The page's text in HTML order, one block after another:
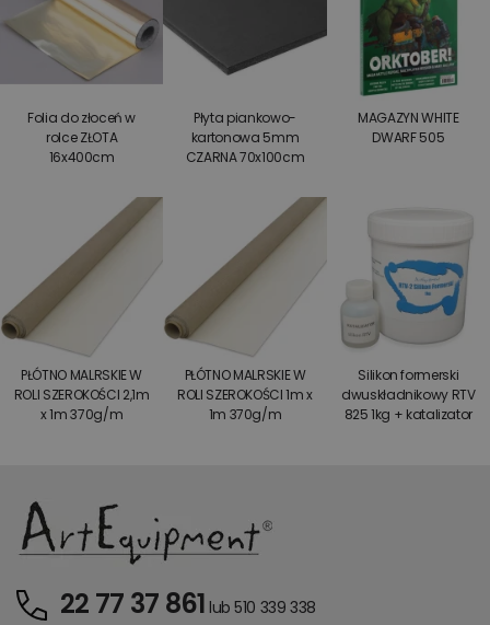
Folia do złoceń w
rolce ZŁOTA
16x400cm
Płyta piankowo-
kartonowa 5mm
CZARNA 70x100cm
MAGAZYN WHITE
DWARF 505
PŁÓTNO MALRSKIE W
ROLI SZEROKOŚCI 2,1m
x 1m 370g/m
PŁÓTNO MALRSKIE W
ROLI SZEROKOŚCI 1m x
1m 370g/m
Silikon formerski
dwuskładnikowy RTV
825 1kg + katalizator
22 77 37 861 lub 510 339 338